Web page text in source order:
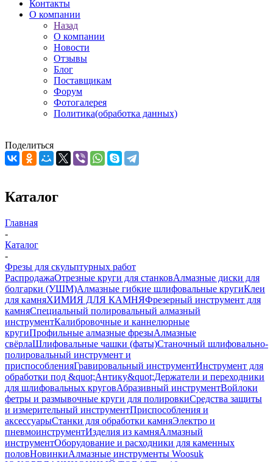
Контакты
О компании
Назад
О компании
Новости
Отзывы
Блог
Поставщикам
Форум
Фотогалерея
Политика(обработка данных)
Поделиться
Каталог
Главная
-
Каталог
-
Фрезы для скульптурных работ
РаспродажаОтрезные круги для станковАлмазные диски для
болгарки (УШМ)Алмазные гибкие шлифовальные кругиКлеи
для камняХИМИЯ ДЛЯ КАМНЯФрезерный инструмент для
камняСпециальный полировальный алмазный
инструментКалибровочные и каннелюрные
кругиПрофильные алмазные фрезыАлмазные
свёрлаШлифовальные чашки (фаты)Станочный шлифовально-
полировальный инструмент и
приспособленияГравировальный инструментИнструмент для
обработки под &quot;Антику&quot;Держатели и переходники
для шлифовальных круговАбразивный инструментВойлоки
фетры и размывочные круги для полировкиСредства защиты
и измерительный инструментПриспособления и
аксессуарыСтанки для обработки камняЭлектро и
пневмоинструментИзделия из камняАлмазный
инструментОборудование и расходники для каменных
половНовинкиАлмазные инструменты Woosuk